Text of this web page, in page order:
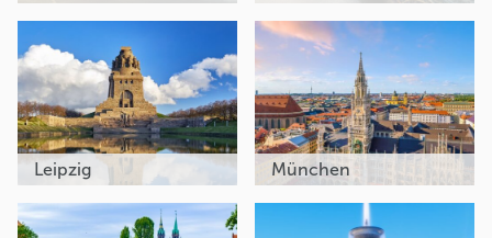
Leipzig München